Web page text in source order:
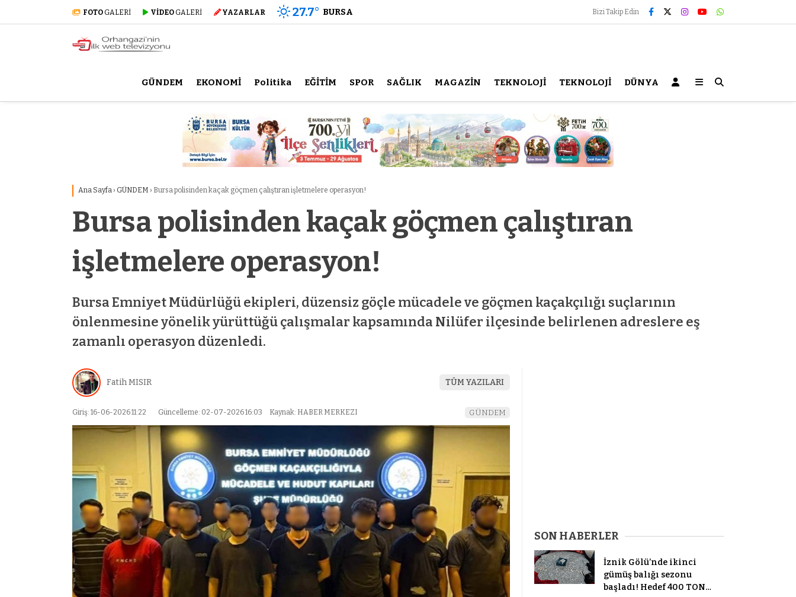
FOTO GALERİ VİDEO GALERİ YAZARLAR 27.7° BURSA Bizi Takip Edin
GÜNDEM EKONOMİ Politika EĞİTİM SPOR SAĞLIK MAGAZİN TEKNOLOJİ TEKNOLOJİ DÜNYA
Ana Sayfa › GÜNDEM › Bursa polisinden kaçak göçmen çalıştıran işletmelere operasyon!
Bursa polisinden kaçak göçmen çalıştıran
işletmelere operasyon!
Bursa Emniyet Müdürlüğü ekipleri, düzensiz göçle mücadele ve göçmen kaçakçılığı suçlarının
önlenmesine yönelik yürüttüğü çalışmalar kapsamında Nilüfer ilçesinde belirlenen adreslere eş
zamanlı operasyon düzenledi.
mostbet azmostbet
Fatih MISIR TÜM YAZILARI
Giriş: 16-06-2026 11:22 Güncelleme: 02-07-2026 16:03 Kaynak: HABER MERKEZI GÜNDEM
SON HABERLER
İznik Gölü’nde ikinci
gümüş balığı sezonu
başladı! Hedef 400 TON…